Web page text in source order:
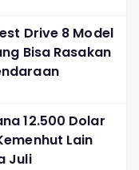
Drive 8 Model
Bisa Rasakan
12.500 Dolar
Lain
Juli